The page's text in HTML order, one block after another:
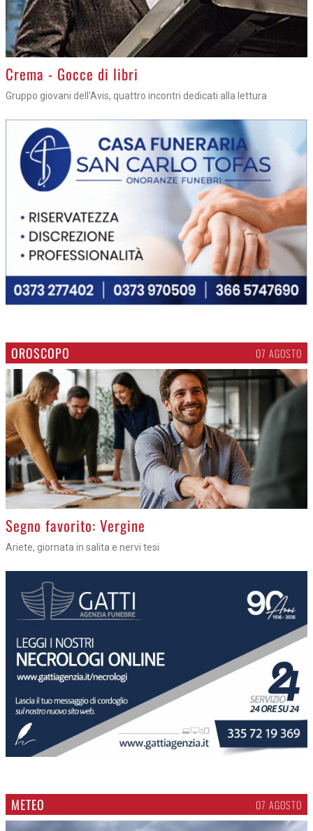
Crema - Gocce di libri
Gruppo giovani dell'Avis, quattro incontri dedicati alla lettura
OROSCOPO 07 AGOSTO
>
Segno favorito: Vergine
Ariete, giornata in salita e nervi tesi
METEO 07 AGOSTO